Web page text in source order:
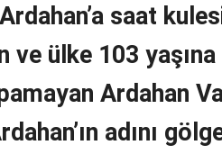
saat
ve ülke 103
Ardahan
adını